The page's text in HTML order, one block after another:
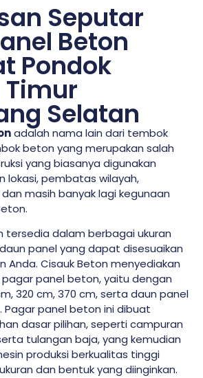
Seputar
Beton
Pondok
Selatan
adalah nama lain dari tembok
beton yang merupakan salah
yang biasanya digunakan
lokasi, pembatas wilayah,
masih banyak lagi kegunaan
tersedia dalam berbagai ukuran
panel yang dapat disesuaikan
Anda. Cisauk Beton menyediakan
pagar panel beton, yaitu dengan
320 cm, 370 cm, serta daun panel
Pagar panel beton ini dibuat
dasar pilihan, seperti campuran
tulangan baja, yang kemudian
produksi berkualitas tinggi
dan bentuk yang diinginkan.